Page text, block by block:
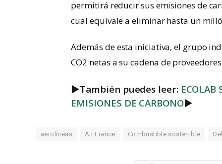
permitirá reducir sus emisiones de
cual equivale a eliminar hasta un
Además de esta iniciativa, el grupo
CO2 netas a su cadena de
►También puedes leer: ECOLAB
EMISIONES DE CARBONO►
aerolíneas Air France Combustible sostenible